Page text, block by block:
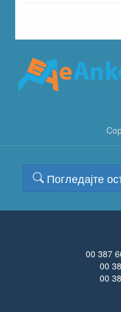
Погледајте
00 387
00
00